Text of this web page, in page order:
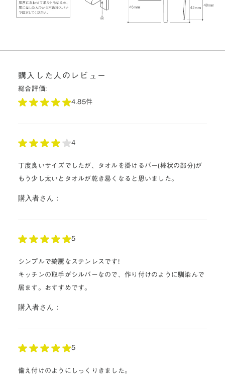
購入した人のレビュー
総合評価:
4.85件
4
丁度良いサイズでしたが、タオルを掛けるバー(棒状の部分)が
もう少し太いとタオルが乾き易くなると思いました。
購入者さん：
5
シンプルで綺麗なステンレスです!
キッチンの取手がシルバーなので、作り付けのように馴染んで
居ます。おすすめです。
購入者さん：
5
備え付けのようにしっくりきました。